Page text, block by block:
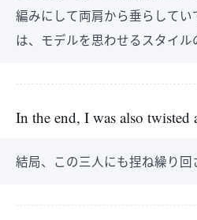
編みにして両肩から垂らして
は、モデルを思わせるスタイル
In the end, I was also twisted
結局、この三人にも捏ね繰り回